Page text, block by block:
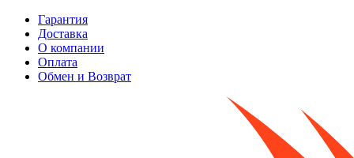
Гарантия
Доставка
О компании
Оплата
Обмен и Возврат